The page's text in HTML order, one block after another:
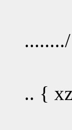
,'
.. {
八